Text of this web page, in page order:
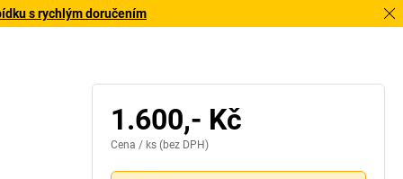
s rychlým doručením
1.600,- Kč
Cena / ks (bez DPH)